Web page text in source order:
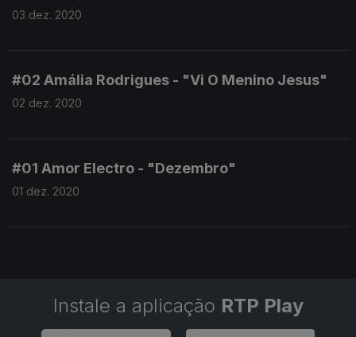
03 dez. 2020
#02 Amália Rodrigues - "Vi O Menino Jesus"
02 dez. 2020
#01 Amor Electro - "Dezembro"
01 dez. 2020
Instale a aplicação RTP Play